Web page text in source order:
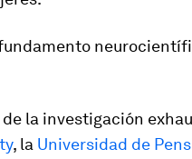
de la investigación
, la Universidad de